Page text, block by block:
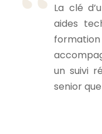
La clé
aides
un suivi
senior